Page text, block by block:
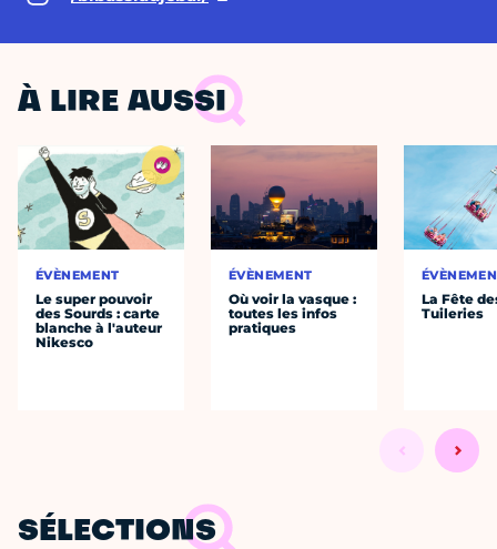
À LIRE AUSSI
ÉVÈNEMENT
Le super pouvoir
des Sourds : carte
blanche à l'auteur
Nikesco
ÉVÈNEMENT
Où voir la vasque :
toutes les infos
pratiques
La Fête
Tuileries
SÉLECTIONS